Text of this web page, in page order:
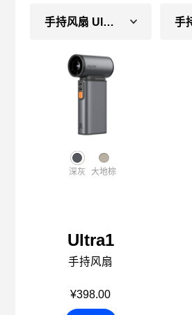
手持风扇 Ultra1
深灰 大地棕
Ultra1
手持风扇
¥398.00